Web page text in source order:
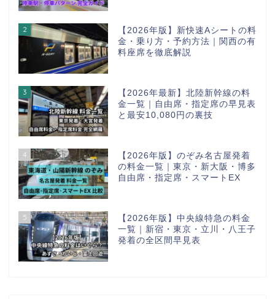
2
【2026年版】新快速Aシートの料
金・乗り方・予約方法｜関西の有
料座席を徹底解説
3
【2026年最新】北陸新幹線の料
金一覧｜自由席・指定席の早見表
と最安10,080円の裏技
4
【2026年版】のぞみ名古屋発着
の料金一覧｜東京・新大阪・博多
自由席・指定席・スマートEX
5
【2026年版】中央線特急の料金
一覧｜新宿・東京・立川・八王子
発着の全区間早見表